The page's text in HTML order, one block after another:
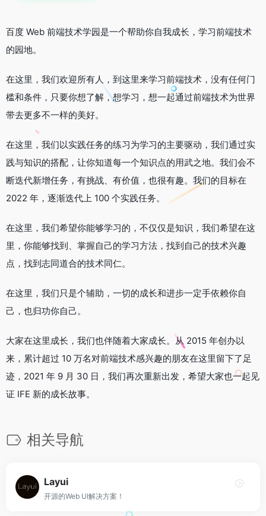
百度 Web 前端技术学园是一个帮助你自我成长，学习前端技术
的园地。
在这里，我们欢迎所有人，到这里来学习前端技术，没有任何门
槛和条件，只要你想了解，想学习，想一起通过前端技术为世界
带去更多不一样的美好。
在这里，我们以实践任务的练习为学习的主要驱动，我们通过实
践与知识的搭配，让你知道每一个知识点的用武之地。我们会不
断迭代新增任务，有挑战、有价值，也很有趣。我们的目标在
2022 年，逐渐迭代上 100 个实践任务。
在这里，我们希望你能够学习的，不仅仅是知识，我们希望在这
里，你能够找到、掌握自己的学习方法，找到自己的技术兴趣
点，找到志同道合的技术同仁。
在这里，我们只是个辅助，一切的成长和进步一定手依赖你自
己，也归功你自己。
大家在这里成长，我们也伴随着大家成长。从 2015 年创办以
来，累计超过 10 万名对前端技术感兴趣的朋友在这里留下了足
迹，2021 年 9 月 30 日，我们再次重新出发，希望大家也一起见
证 IFE 新的成长故事。
相关导航
Layui
开源的Web UI解决方案！